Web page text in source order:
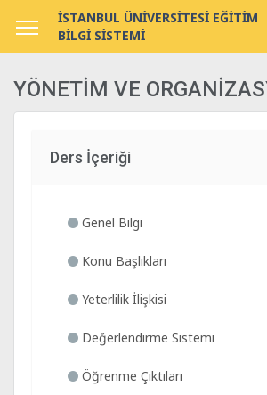
İSTANBUL ÜNİVERSİTESİ EĞİTİM
BİLGİ SİSTEMİ
YÖNETİM VE
Ders İçeriği
Genel Bilgi
Konu Başlıkları
Yeterlilik İlişkisi
Değerlendirme Sistemi
Öğrenme Çıktıları